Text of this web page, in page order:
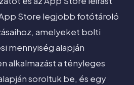
Store legjobb fotótároló
amelyeket bolti
mennyiség alapján
alkalmazást a tényleges
soroltuk be, és egy